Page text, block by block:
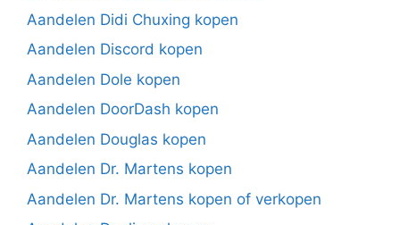
Aandelen Didi Chuxing kopen
Aandelen Discord kopen
Aandelen Dole kopen
Aandelen DoorDash kopen
Aandelen Douglas kopen
Aandelen Dr. Martens kopen
Aandelen Dr. Martens kopen of verkopen